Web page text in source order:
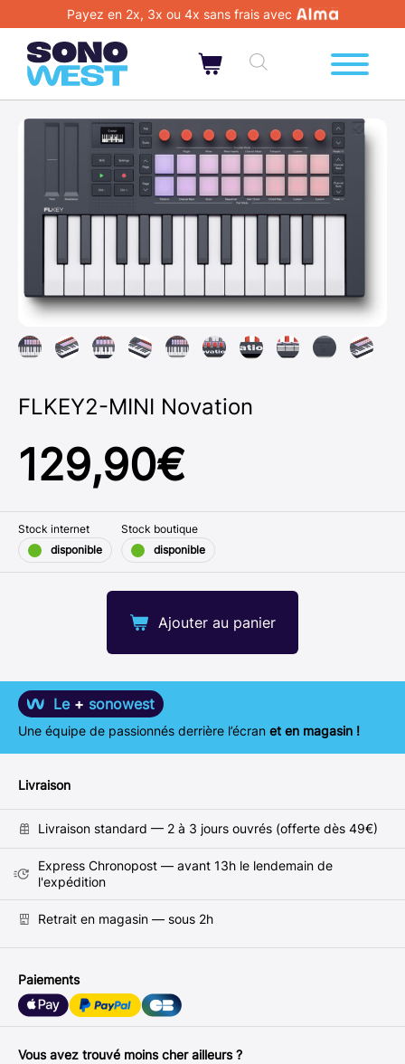
Payez en 2x, 3x ou 4x sans frais avec
FLKEY2-MINI Novation
129,90€
Ajouter au panier
Stock internet
disponible
Stock boutique
disponible
Le + sonowest
Une équipe de passionnés derrière l’écran et en magasin !
Livraison
Livraison standard — 2 à 3 jours ouvrés (offerte dès 49€)
Express Chronopost — avant 13h le lendemain de
l'expédition
Retrait en magasin — sous 2h
Paiements
Vous avez trouvé moins cher ailleurs ?